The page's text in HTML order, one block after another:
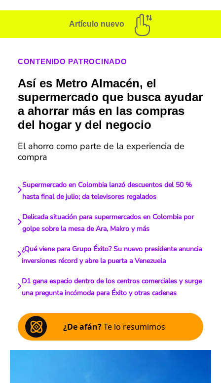
Artículo nuevo
CONTENIDO PATROCINADO
Así es Metro Almacén, el
supermercado que busca ayudar
a ahorrar más en las compras
del hogar y del negocio
El ahorro como parte de la experiencia de
compra
Supermercado en Colombia lanzó descuentos del 50 %
hasta final de julio; da televisores regalados
Delicada situación para supermercados en Colombia por
golpe sobre la mesa de Ara, Makro y más
¿Qué viene para Grupo Éxito? Su nuevo presidente anuncia
inversiones récord y abre la puerta a Venezuela
D1 gana espacio dentro de los centros comerciales y surge
una pregunta incómoda para Éxito y otras cadenas
¿De afán?Te lo resumimos